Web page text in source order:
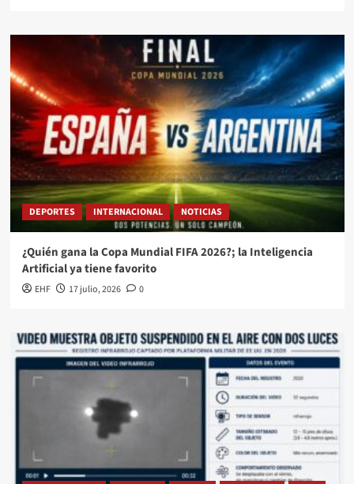
DEPORTES INTERNACIONAL NOTICIAS
¿Quién gana la Copa Mundial FIFA 2026?; la Inteligencia
Artificial ya tiene favorito
EHF 17 julio, 2026 0